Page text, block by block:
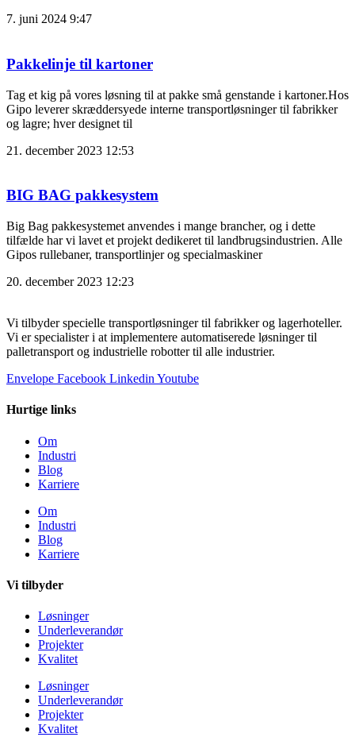
7. juni 2024 9:47
Pakkelinje til kartoner
Tag et kig på vores løsning til at pakke små genstande i kartoner.Hos
Gipo leverer skræddersyede interne transportløsninger til fabrikker
og lagre; hver designet til
21. december 2023 12:53
BIG BAG pakkesystem
Big Bag pakkesystemet anvendes i mange brancher, og i dette
tilfælde har vi lavet et projekt dedikeret til landbrugsindustrien. Alle
Gipos rullebaner, transportlinjer og specialmaskiner
20. december 2023 12:23
Vi tilbyder specielle transportløsninger til fabrikker og lagerhoteller.
Vi er specialister i at implementere automatiserede løsninger til
palletransport og industrielle robotter til alle industrier.
Envelope Facebook Linkedin Youtube
Hurtige links
Om
Industri
Blog
Karriere
Om
Industri
Blog
Karriere
Vi tilbyder
Løsninger
Underleverandør
Projekter
Kvalitet
Løsninger
Underleverandør
Projekter
Kvalitet